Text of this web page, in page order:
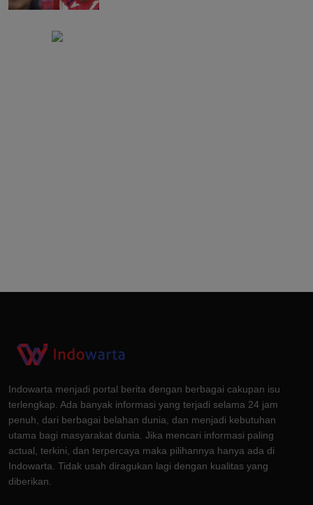
Indowarta menjadi portal berita dengan berbagai cakupan isu
terlengkap. Ada banyak informasi yang terjadi selama 24 jam
penuh, dari berbagai belahan dunia, dan menjadi kebutuhan
utama bagi masyarakat dunia. Jika mencari informasi paling
actual, terkini, dan terpercaya maka pilihannya hanya ada di
Indowarta. Tidak usah diragukan lagi dengan kualitas yang
diberikan.